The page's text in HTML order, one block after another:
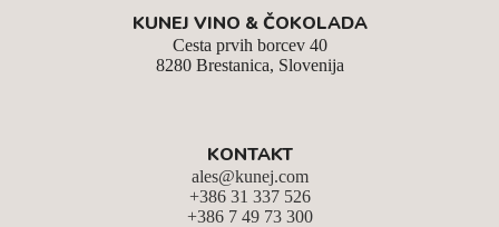
KUNEJ VINO & ČOKOLADA
Cesta prvih borcev 40
8280 Brestanica, Slovenija
KONTAKT
ales@kunej.com
+386 31 337 526
+386 7 49 73 300